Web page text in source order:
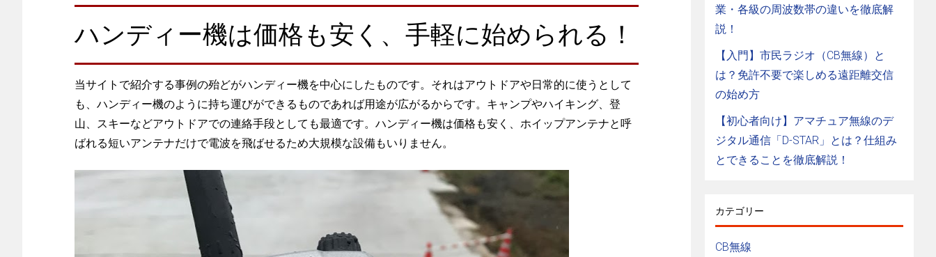
ハンディー機は価格も安く、手軽に始められる！
当サイトで紹介する事例の殆どがハンディー機を中心にしたものです。それはアウトドアや日常的に使うとして
も、ハンディー機のように持ち運びができるものであれば用途が広がるからです。キャンプやハイキング、登
山、スキーなどアウトドアでの連絡手段としても最適です。ハンディー機は価格も安く、ホイップアンテナと呼
ばれる短いアンテナだけで電波を飛ばせるため大規模な設備もいりません。
業・各級の周波数帯の違いを徹底解
説！
【入門】市民ラジオ（CB無線）と
は？免許不要で楽しめる遠距離交信
の始め方
【初心者向け】アマチュア無線のデ
ジタル通信「D-STAR」とは？仕組み
とできることを徹底解説！
カテゴリー
CB無線